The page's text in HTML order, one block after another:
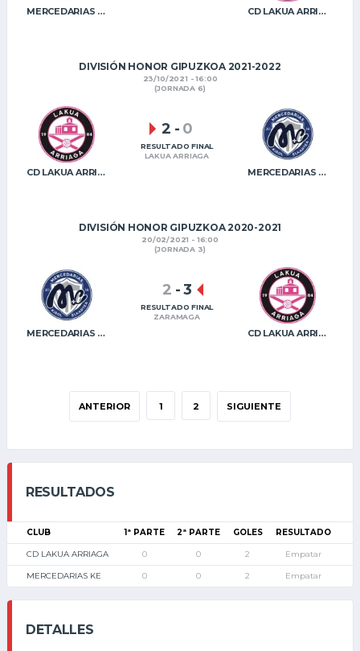
MERCEDARIAS KE CD LAKUA ARRIAGA
DIVISIÓN HONOR GIPUZKOA 2021-2022
23/10/2021 - 16:00
(JORNADA 6)
CD LAKUA ARRIAGA MERCEDARIAS KE
2 - 0
RESULTADO FINAL
LAKUA ARRIAGA
DIVISIÓN HONOR GIPUZKOA 2020-2021
20/02/2021 - 16:00
(JORNADA 3)
MERCEDARIAS KE CD LAKUA ARRIAGA
2 -3
RESULTADO FINAL
ZARAMAGA
ANTERIOR 1 2 SIGUIENTE
RESULTADOS
CLUB 1ª PARTE 2ª PARTE GOLES RESULTADO
CD LAKUA ARRIAGA 0 0 2 Empatar
MERCEDARIAS KE 0 0 2 Empatar
DETALLES